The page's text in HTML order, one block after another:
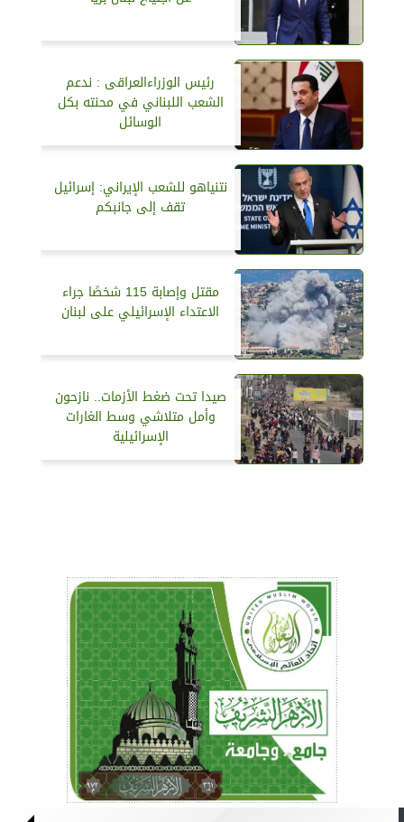
رئيس الوزراءالعراقى : ندعم
الشعب اللبناني في محنته بكل
الوسائل
نتنياهو للشعب الإيراني: إسرائيل
تقف إلى جانبكم
مقتل وإصابة 115 شخصًا جراء
الاعتداء الإسرائيلي على لبنان
صيدا تحت ضغط الأزمات.. نازحون
وأمل متلاشي وسط الغارات
الإسرائيلية